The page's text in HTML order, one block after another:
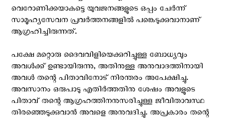
വെറോണിക്കയാകട്ടെ യുവജനങ്ങളുടെ ഒപ്പം ചേര്‍ന്ന്
സാമൂഹ്യസേവന പ്രവര്‍ത്തനങ്ങളില്‍ പങ്കെടുക്കുവാനാണ്
ആഗ്രഹിച്ചിരുന്നത്.
പക്ഷേ മറ്റൊരു ദൈവവിളിയെക്കുറിച്ചുള്ള ബോധ്യവും
അവള്‍ക്ക് ഉണ്ടായിരുന്നു, അതിനുള്ള അനുവാദത്തിനായി
അവള്‍ തന്റെ പിതാവിനോട് നിരന്തരം അപേക്ഷിച്ചു.
അവസാനം ഒരുപാടു എതിര്‍ത്തതിനു ശേഷം അവളുടെ
പിതാവ് തന്റെ ആഗ്രഹത്തിനനുസരിച്ചുള്ള ജീവിതാവസ്ഥ
തിരഞ്ഞെടുക്കുവാന്‍ അവളെ അനുവദിച്ചു. അപ്രകാരം തന്റെ